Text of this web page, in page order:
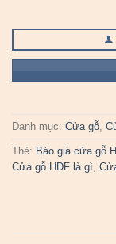
Danh mục: Cửa gỗ,
Thẻ: Báo giá cửa gỗ
Cửa gỗ HDF là gì,